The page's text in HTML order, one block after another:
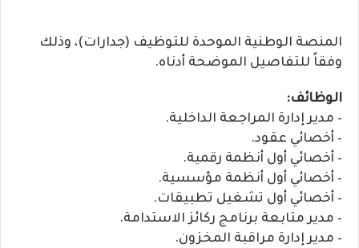
المنصة الوطنية الموحدة للتوظيف (جدارات)، وذلك
وفقاً للتفاصيل الموضحة أدناه.
الوظائف:
– مدير إدارة المراجعة الداخلية.
– أخصائي عقود.
– أخصائي أول أنظمة رقمية.
– أخصائي أول أنظمة مؤسسية.
– أخصائي أول تشغيل تطبيقات.
– مدير متابعة برنامج ركائز الاستدامة.
– مدير إدارة مراقبة المخزون.